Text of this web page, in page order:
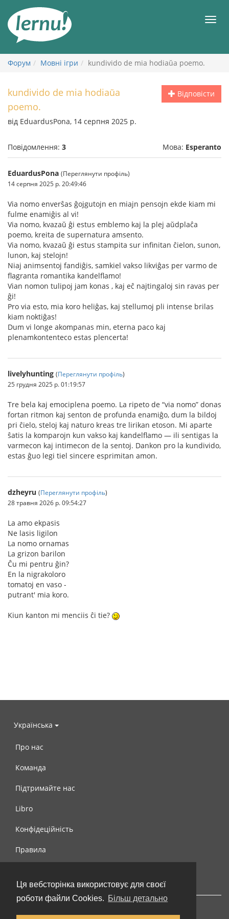
Ця вебсторінка використовує для своєї
роботи файли Cookies. Більш детально
змісту
Форум Мовні ігри kundivido de mia hodiaŭa poemo.
Відповісти
kundivido de mia hodiaŭa
poemo.
від EduardusPona, 14 серпня 2025 р.
Повідомлення: 3 Мова: Esperanto
EduardusPona (Переглянути профіль)
14 серпня 2025 р. 20:49:46
Via nomo enverŝas ĝojgutojn en miajn pensojn ekde kiam mi
fulme enamiĝis al vi!
Via nomo, kvazaŭ ĝi estus emblemo kaj la plej aŭdplaĉa
poemo, kreita de supernatura amsento.
Via nomo, kvazaŭ ĝi estus stampita sur infinitan ĉielon, sunon,
lunon, kaj stelojn!
Niaj animsentoj fandiĝis, samkiel vakso likviĝas per varmo de
flagranta romantika kandelflamo!
Vian nomon tulipoj jam konas , kaj eĉ najtingaloj sin ravas per
ĝi!
Pro via esto, mia koro heliĝas, kaj stellumoj pli intense brilas
kiam noktiĝas!
Dum vi longe akompanas min, eterna paco kaj
plenamkontenteco estas plencerta!
livelyhunting (Переглянути профіль)
25 грудня 2025 р. 01:19:57
Tre bela kaj emociplena poemo. La ripeto de “via nomo” donas
fortan ritmon kaj senton de profunda enamiĝo, dum la bildoj
pri ĉielo, steloj kaj naturo kreas tre lirikan etoson. Mi aparte
ŝatis la komparojn kun vakso kaj kandelflamo — ili sentigas la
varmecon kaj intimecon de la sentoj. Dankon pro la kundivido,
estas ĝuo legi tiel sincere esprimitan amon.
dzheyru (Переглянути профіль)
28 травня 2026 р. 09:54:27
La amo ekpasis
Ne lasis ligilon
La nomo ornamas
La grizon barilon
Ĉu mi pentru ĝin?
En la nigrakoloro
tomatoj en vaso -
putrant' mia koro.
Kiun kanton mi menciis ĉi tie?
Українська
Про нас
Команда
Підтримайте нас
Libro
Конфідеційність
Правила